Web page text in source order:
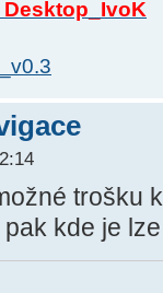
trošku
kde je